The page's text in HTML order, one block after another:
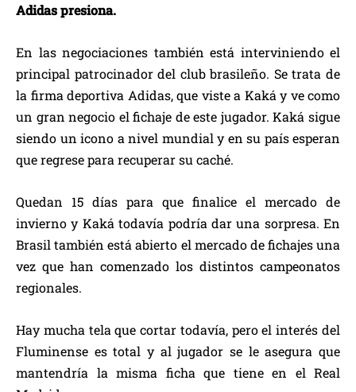
Adidas presiona.
En las negociaciones también está interviniendo el
principal patrocinador del club brasileño. Se trata de
la firma deportiva Adidas, que viste a Kaká y ve como
un gran negocio el fichaje de este jugador. Kaká sigue
siendo un icono a nivel mundial y en su país esperan
que regrese para recuperar su caché.
Quedan 15 días para que finalice el mercado de
invierno y Kaká todavía podría dar una sorpresa. En
Brasil también está abierto el mercado de fichajes una
vez que han comenzado los distintos campeonatos
regionales.
Hay mucha tela que cortar todavía, pero el interés del
Fluminense es total y al jugador se le asegura que
mantendría la misma ficha que tiene en el Real